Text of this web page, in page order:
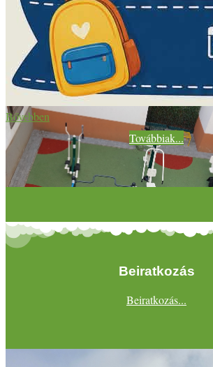
Bővebben
Továbbiak...
Beiratkozás
Beiratkozás...